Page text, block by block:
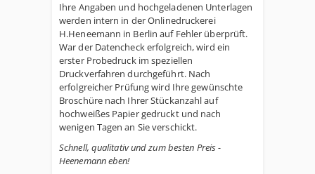
Ihre Angaben und hochgeladenen Unterlagen
werden intern in der Onlinedruckerei
H.Heneemann in Berlin auf Fehler überprüft.
War der Datencheck erfolgreich, wird ein
erster Probedruck im speziellen
Druckverfahren durchgeführt. Nach
erfolgreicher Prüfung wird Ihre gewünschte
Broschüre nach Ihrer Stückanzahl auf
hochweißes Papier gedruckt und nach
wenigen Tagen an Sie verschickt.
Schnell, qualitativ und zum besten Preis -
Heenemann eben!